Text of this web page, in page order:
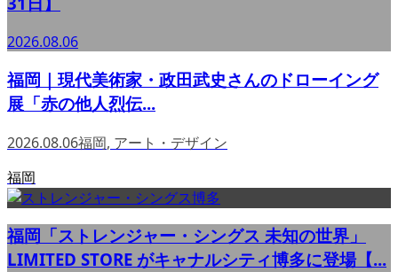
2026.08.06
福岡｜現代美術家・政田武史さんのドローイング
展「赤の他人烈伝...
2026.08.06福岡, アート・デザイン
福岡
福岡「ストレンジャー・シングス 未知の世界」
LIMITED STORE がキャナルシティ博多に登場【...